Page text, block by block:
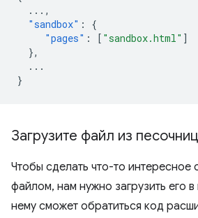
... ,
"sandbox" :
{
"pages" : [ "sandbox.html" ]
},
...
}
Загрузите файл из
Чтобы сделать что-то интересное
файлом, нам нужно загрузить его в
нему сможет обратиться код